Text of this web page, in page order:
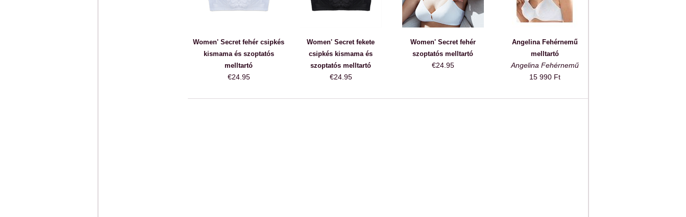
Women' Secret fehér csipkés
kismama és szoptatós
melltartó
€24.95
Women' Secret fekete
csipkés kismama és
szoptatós melltartó
€24.95
Women' Secret fehér
szoptatós melltartó
€24.95
Angelina Fehérnemű
melltartó
Angelina Fehérnemű
15 990 Ft